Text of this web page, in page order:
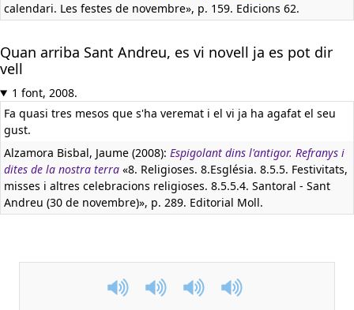
calendari. Les festes de novembre», p. 159. Edicions 62.
Quan arriba Sant Andreu, es vi novell ja es pot dir
vell
1 font, 2008.
Fa quasi tres mesos que s'ha veremat i el vi ja ha agafat el seu
gust.
Alzamora Bisbal, Jaume (2008): Espigolant dins l'antigor. Refranys i
dites de la nostra terra «8. Religioses. 8.Església. 8.5.5. Festivitats,
misses i altres celebracions religioses. 8.5.5.4. Santoral - Sant
Andreu (30 de novembre)», p. 289. Editorial Moll.